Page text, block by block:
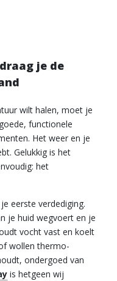
je de
wilt halen, moet je
functionele
Het weer en je
Gelukkig is het
het
eerste verdediging.
je huid wegvoert en je
vocht vast en koelt
wollen thermo-
ondergoed van
is hetgeen wij